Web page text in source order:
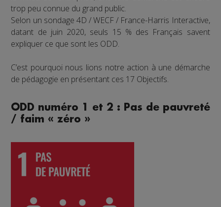
trop peu connue du grand public.
Selon un sondage 4D / WECF / France-Harris Interactive,
datant de juin 2020, seuls 15 % des Français savent
expliquer ce que sont les ODD.
C’est pourquoi nous lions notre action à une démarche
de pédagogie en présentant ces 17 Objectifs.
ODD numéro 1 et 2 : Pas de pauvreté
/ faim « zéro »